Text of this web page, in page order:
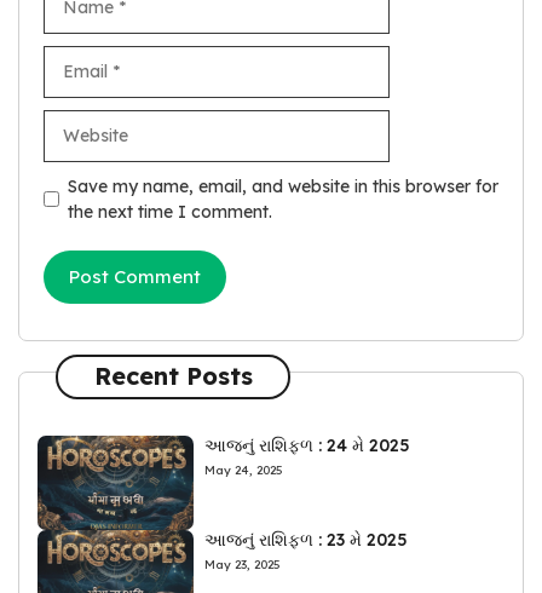
Save my name, email, and website in this browser for
the next time I comment.
Recent Posts
આજનું રાશિફળ : 24 મે 2025
May 24, 2025
આજનું રાશિફળ : 23 મે 2025
May 23, 2025